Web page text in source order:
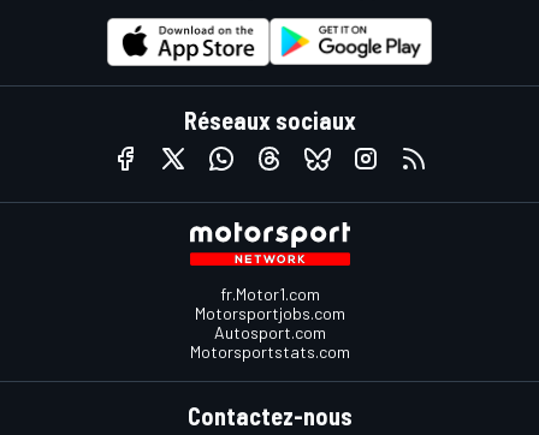
Réseaux sociaux
fr.Motor1.com
Motorsportjobs.com
Autosport.com
Motorsportstats.com
Contactez-nous